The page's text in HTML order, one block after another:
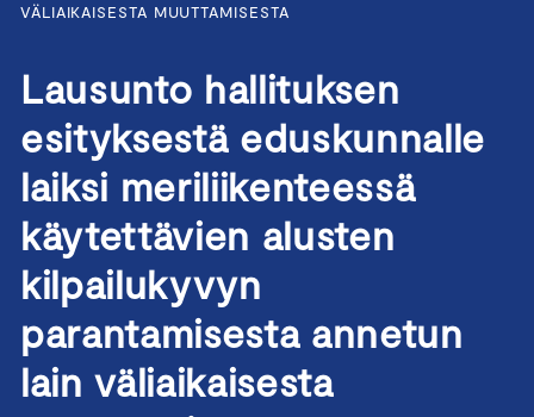
VÄLIAIKAISESTA MUUTTAMISESTA
Lausunto hallituksen
esityksestä eduskunnalle
laiksi meriliikenteessä
käytettävien alusten
kilpailukyvyn
parantamisesta annetun
lain väliaikaisesta